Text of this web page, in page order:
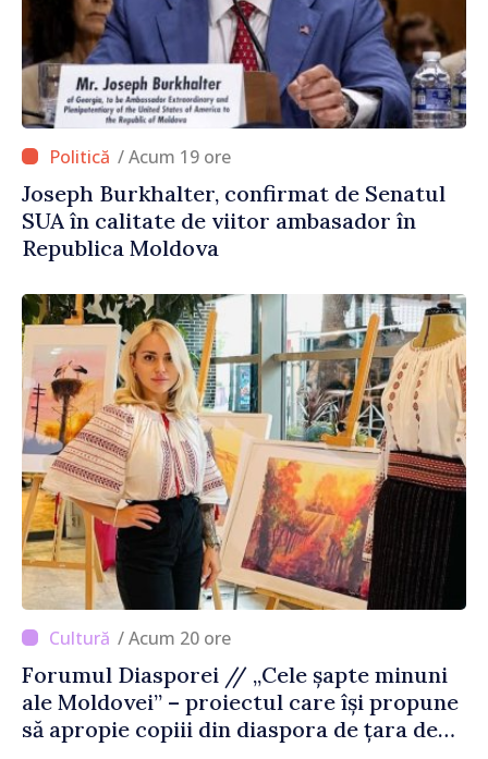
/ Acum 19 ore
Joseph Burkhalter, confirmat de Senatul
SUA în calitate de viitor ambasador în
Republica Moldova
/ Acum 20 ore
Forumul Diasporei // „Cele șapte minuni
ale Moldovei” – proiectul care își propune
să apropie copiii din diaspora de țara de